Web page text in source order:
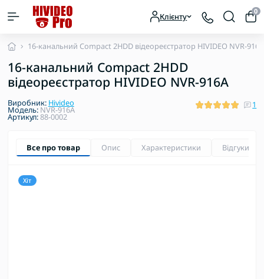
Клієнту 0
16-канальний Compact 2HDD відеореєстратор HIVIDEO NVR-916A
16-канальний Compact 2HDD
відеореєстратор HIVIDEO NVR-916A
Виробник: Hivideo
Модель: NVR-916A
Артикул:88-0002
1
Все про товар Опис Характеристики Відгуки
Хіт